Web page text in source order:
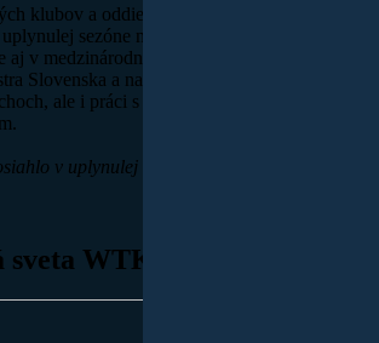
klubov a oddielov jednoznačne najviac
sezóne neuveriteľných 92 medailí a
aj v medzinárodnej konkurencii. V tejto
Slovenska a naviac, jednej karatistke z
ale i práci s mládežou sme sa
v uplynulej sezóne opäť niekoľko
WTKA 2005